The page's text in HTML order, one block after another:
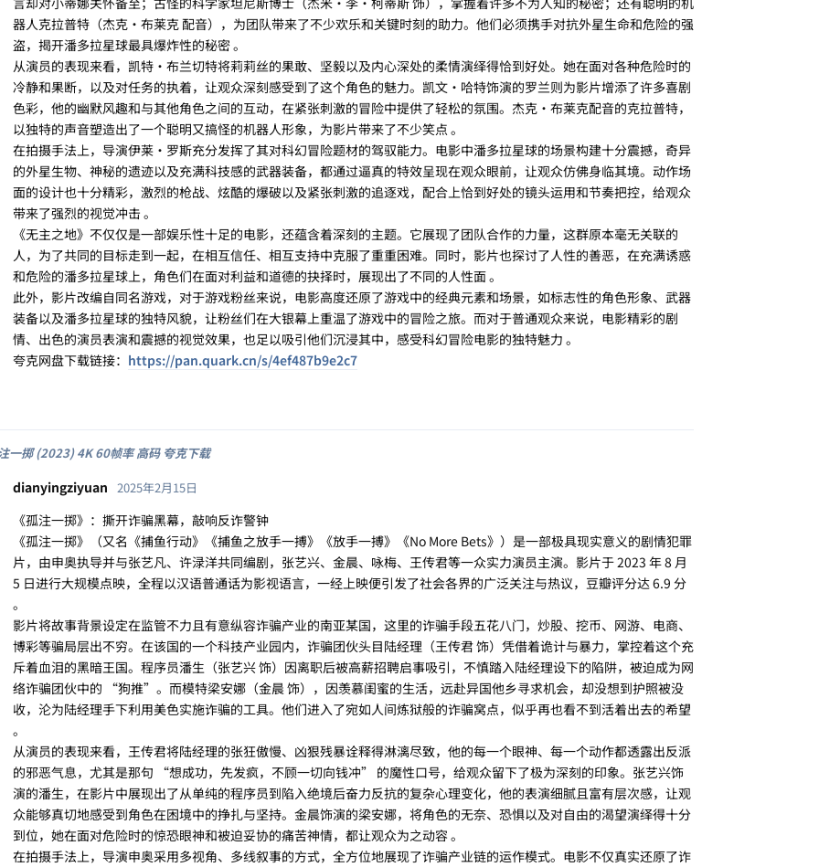
器人克拉普特（杰克・布莱克 配音），为团队带来了不少欢乐和关键时刻的助力。他们必须携手对抗外星生命和危险的强
盗，揭开潘多拉星球最具爆炸性的秘密 。
从演员的表现来看，凯特・布兰切特将莉莉丝的果敢、坚毅以及内心深处的柔情演绎得恰到好处。她在面对各种危险时的
冷静和果断，以及对任务的执着，让观众深刻感受到了这个角色的魅力。凯文・哈特饰演的罗兰则为影片增添了许多喜剧
色彩，他的幽默风趣和与其他角色之间的互动，在紧张刺激的冒险中提供了轻松的氛围。杰克・布莱克配音的克拉普特，
以独特的声音塑造出了一个聪明又搞怪的机器人形象，为影片带来了不少笑点 。
在拍摄手法上，导演伊莱・罗斯充分发挥了其对科幻冒险题材的驾驭能力。电影中潘多拉星球的场景构建十分震撼，奇异
的外星生物、神秘的遗迹以及充满科技感的武器装备，都通过逼真的特效呈现在观众眼前，让观众仿佛身临其境。动作场
面的设计也十分精彩，激烈的枪战、炫酷的爆破以及紧张刺激的追逐戏，配合上恰到好处的镜头运用和节奏把控，给观众
带来了强烈的视觉冲击 。
《无主之地》不仅仅是一部娱乐性十足的电影，还蕴含着深刻的主题。它展现了团队合作的力量，这群原本毫无关联的
人，为了共同的目标走到一起，在相互信任、相互支持中克服了重重困难。同时，影片也探讨了人性的善恶，在充满诱惑
和危险的潘多拉星球上，角色们在面对利益和道德的抉择时，展现出了不同的人性面 。
此外，影片改编自同名游戏，对于游戏粉丝来说，电影高度还原了游戏中的经典元素和场景，如标志性的角色形象、武器
装备以及潘多拉星球的独特风貌，让粉丝们在大银幕上重温了游戏中的冒险之旅。而对于普通观众来说，电影精彩的剧
情、出色的演员表演和震撼的视觉效果，也足以吸引他们沉浸其中，感受科幻冒险电影的独特魅力 。
夸克网盘下载链接： https://pan.quark.cn/s/4ef487b9e2c7
一掷 (2023) 4K 60帧率 高码 夸克下载
dianyingziyuan 2025年2月15日
《孤注一掷》：撕开诈骗黑幕，敲响反诈警钟
《孤注一掷》（又名《捕鱼行动》《捕鱼之放手一搏》《放手一搏》《No More Bets》）是一部极具现实意义的剧情犯罪
片，由申奥执导并与张艺凡、许渌洋共同编剧，张艺兴、金晨、咏梅、王传君等一众实力演员主演。影片于 2023 年 8 月
5 日进行大规模点映，全程以汉语普通话为影视语言，一经上映便引发了社会各界的广泛关注与热议，豆瓣评分达 6.9 分
。
影片将故事背景设定在监管不力且有意纵容诈骗产业的南亚某国，这里的诈骗手段五花八门，炒股、挖币、网游、电商、
博彩等骗局层出不穷。在该国的一个科技产业园内，诈骗团伙头目陆经理（王传君 饰）凭借着诡计与暴力，掌控着这个充
斥着血泪的黑暗王国。程序员潘生（张艺兴 饰）因离职后被高薪招聘启事吸引，不慎踏入陆经理设下的陷阱，被迫成为网
络诈骗团伙中的 “狗推”。而模特梁安娜（金晨 饰），因羡慕闺蜜的生活，远赴异国他乡寻求机会，却没想到护照被没
收，沦为陆经理手下利用美色实施诈骗的工具。他们进入了宛如人间炼狱般的诈骗窝点，似乎再也看不到活着出去的希望
。
从演员的表现来看，王传君将陆经理的张狂傲慢、凶狠残暴诠释得淋漓尽致，他的每一个眼神、每一个动作都透露出反派
的邪恶气息，尤其是那句 “想成功，先发疯，不顾一切向钱冲” 的魔性口号，给观众留下了极为深刻的印象。张艺兴饰
演的潘生，在影片中展现出了从单纯的程序员到陷入绝境后奋力反抗的复杂心理变化，他的表演细腻且富有层次感，让观
众能够真切地感受到角色在困境中的挣扎与坚持。金晨饰演的梁安娜，将角色的无奈、恐惧以及对自由的渴望演绎得十分
到位，她在面对危险时的惊恐眼神和被迫妥协的痛苦神情，都让观众为之动容 。
在拍摄手法上，导演申奥采用多视角、多线叙事的方式，全方位地展现了诈骗产业链的运作模式。电影不仅真实还原了诈